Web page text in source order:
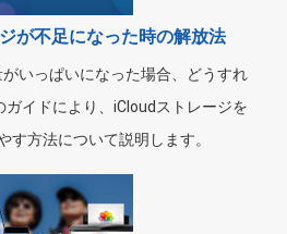
が不足になった時の解放法
いっぱいになった場合、どうすれ
イドにより、iCloudストレージを
す方法について説明します。